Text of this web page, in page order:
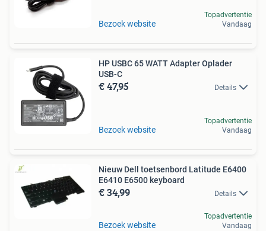
Bezoek website
Topadvertentie
Vandaag
HP USBC 65 WATT Adapter Oplader
USB-C
€ 47,95 Details
Bezoek website
Topadvertentie
Vandaag
Nieuw Dell toetsenbord Latitude E6400
E6410 E6500 keyboard
€ 34,99 Details
Bezoek website
Topadvertentie
Vandaag